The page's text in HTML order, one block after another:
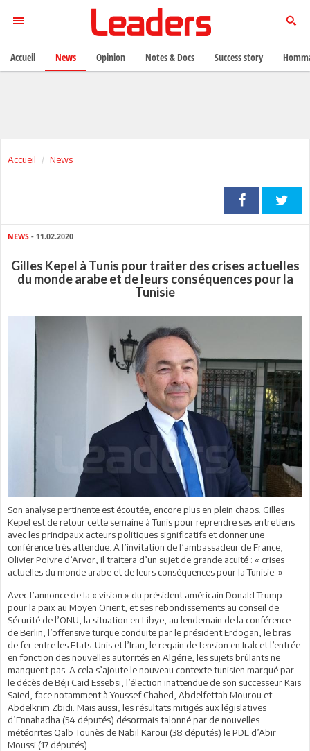
Accueil News
NEWS - 11.02.2020
Gilles Kepel à Tunis pour traiter des crises actuelles
du monde arabe et de leurs conséquences pour la
Tunisie
Son analyse pertinente est écoutée, encore plus en plein chaos. Gilles
Kepel est de retour cette semaine à Tunis pour reprendre ses entretiens
avec les principaux acteurs politiques significatifs et donner une
conférence très attendue. A l’invitation de l’ambassadeur de France,
Olivier Poivre d’Arvor, il traitera d’un sujet de grande acuité : « crises
actuelles du monde arabe et de leurs conséquences pour la Tunisie. »
Avec l’annonce de la « vision » du président américain Donald Trump
pour la paix au Moyen Orient, et ses rebondissements au conseil de
Sécurité de l’ONU, la situation en Libye, au lendemain de la conférence
de Berlin, l’offensive turque conduite par le président Erdogan, le bras
de fer entre les Etats-Unis et l’Iran, le regain de tension en Irak et l’entrée
en fonction des nouvelles autorités en Algérie, les sujets brûlants ne
manquent pas. A cela s’ajoute le nouveau contexte tunisien marqué par
le décès de Béji Caïd Essebsi, l’élection inattendue de son successeur Kais
Saied, face notamment à Youssef Chahed, Abdelfettah Mourou et
Abdelkrim Zbidi. Mais aussi, les résultats mitigés aux législatives
d’Ennahadha (54 députés) désormais talonné par de nouvelles
météorites Qalb Tounès de Nabil Karoui (38 députés) le PDL d’Abir
Moussi (17 députés).
Accueil News Opinion Notes & Docs Success story